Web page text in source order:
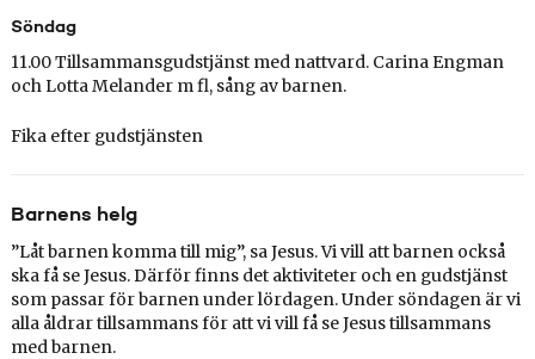
Söndag
11.00 Tillsammansgudstjänst med nattvard. Carina Engman
och Lotta Melander m fl, sång av barnen.
Fika efter gudstjänsten
Barnens helg
”Låt barnen komma till mig”, sa Jesus. Vi vill att barnen också
ska få se Jesus. Därför finns det aktiviteter och en gudstjänst
som passar för barnen under lördagen. Under söndagen är vi
alla åldrar tillsammans för att vi vill få se Jesus tillsammans
med barnen.